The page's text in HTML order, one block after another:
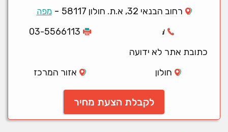
רחוב הבנאי 32, א.ת. חולון 58117 -מפה
03-5566113
כתובת אתר לא ידועה
חולון
אזור המרכז
לקבלת הצעת מחיר